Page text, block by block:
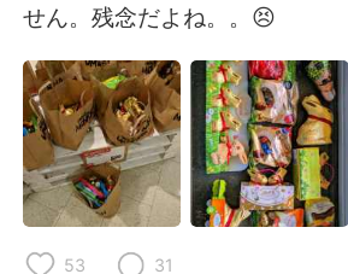
한국어 Русский
ไทย Italiano
Türkçe Tiếng Việt
せん。残念だよね。。😣
53 31